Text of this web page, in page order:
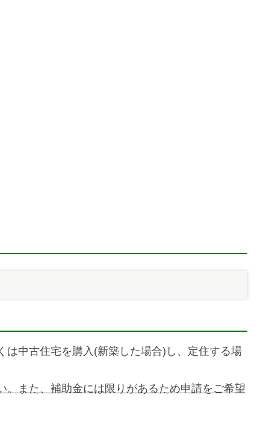
中古住宅を購入(新築した場合)し、定住する場
また、補助金には限りがあるため申請をご希望